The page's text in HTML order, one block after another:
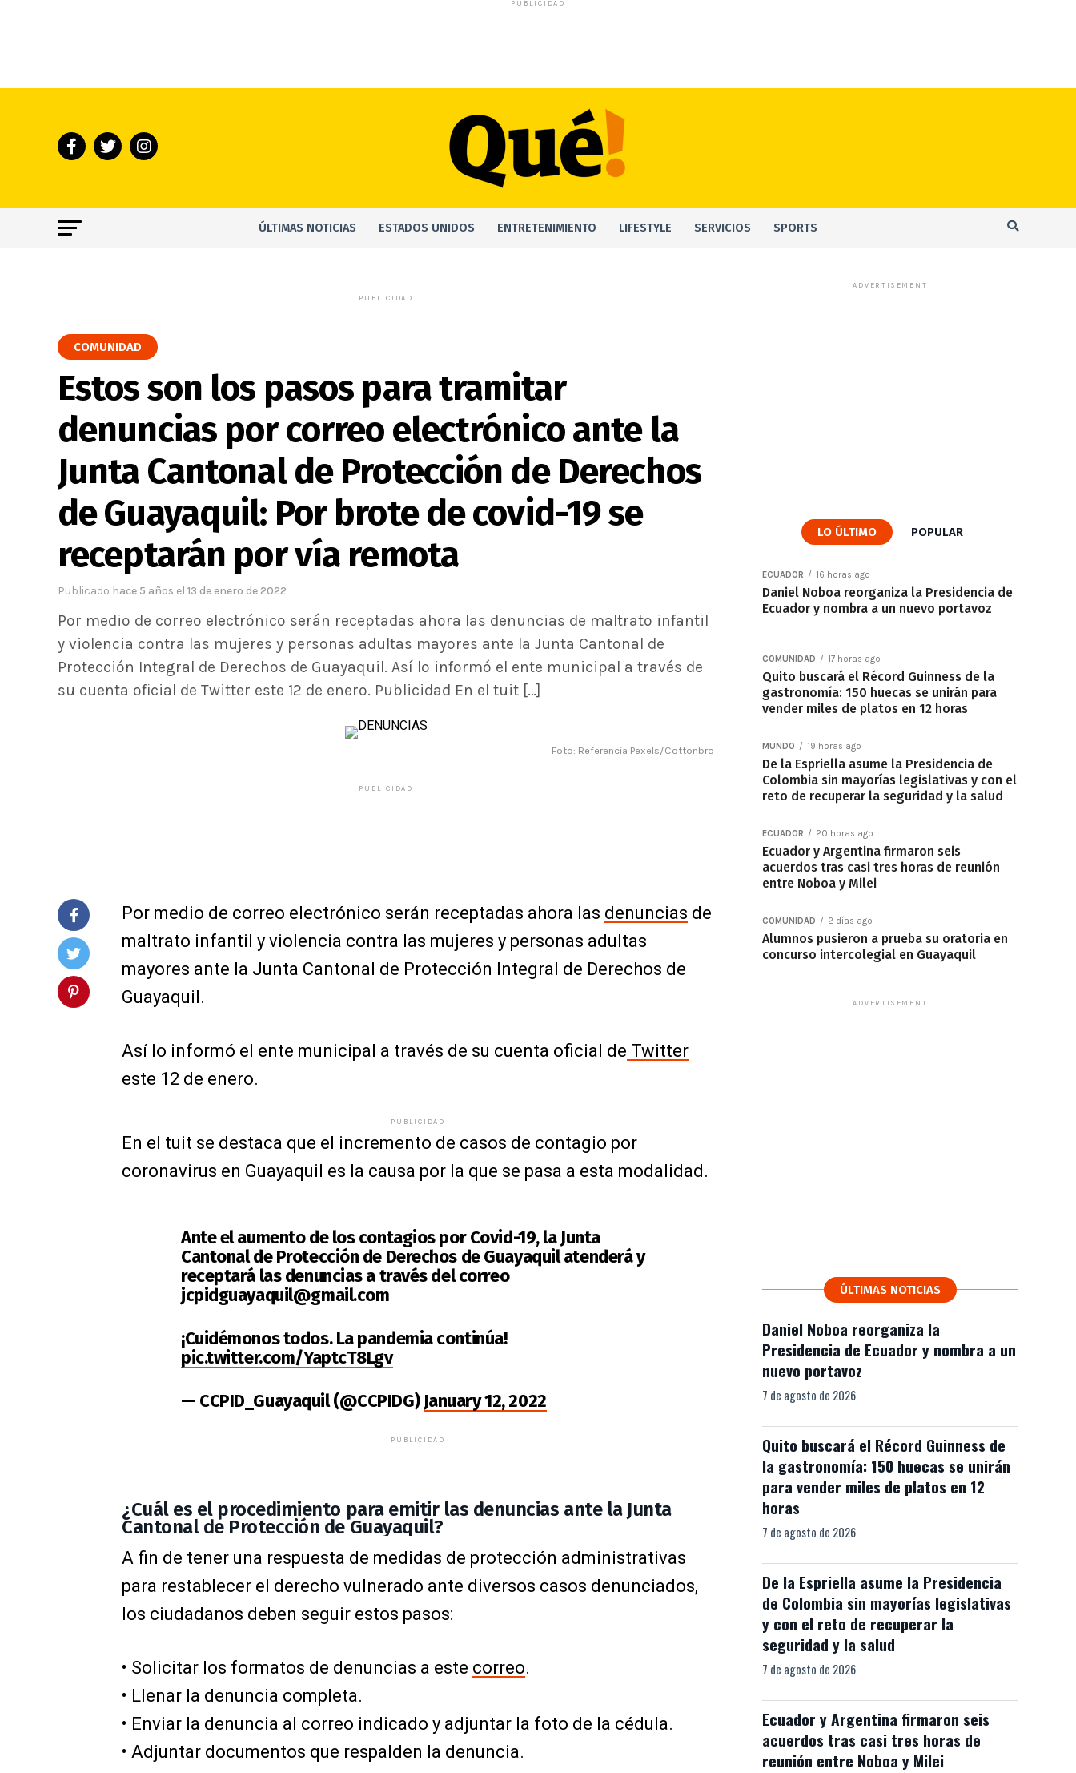
PUBLICIDAD
ÚLTIMAS NOTICIAS ESTADOS UNIDOS ENTRETENIMIENTO LIFESTYLE SERVICIOS SPORTS
PUBLICIDAD
COMUNIDAD
Estos son los pasos para tramitar
denuncias por correo electrónico ante la
Junta Cantonal de Protección de Derechos
de Guayaquil: Por brote de covid-19 se
receptarán por vía remota
Publicado hace 5 años el 13 de enero de 2022
Por medio de correo electrónico serán receptadas ahora las denuncias de maltrato infantil
y violencia contra las mujeres y personas adultas mayores ante la Junta Cantonal de
Protección Integral de Derechos de Guayaquil. Así lo informó el ente municipal a través de
su cuenta oficial de Twitter este 12 de enero. Publicidad En el tuit […]
Foto: Referencia Pexels/Cottonbro
PUBLICIDAD
Por medio de correo electrónico serán receptadas ahora las denuncias de
maltrato infantil y violencia contra las mujeres y personas adultas
mayores ante la Junta Cantonal de Protección Integral de Derechos de
Guayaquil.
Así lo informó el ente municipal a través de su cuenta oficial de Twitter
este 12 de enero.
PUBLICIDAD
En el tuit se destaca que el incremento de casos de contagio por
coronavirus en Guayaquil es la causa por la que se pasa a esta modalidad.
Ante el aumento de los contagios por Covid-19, la Junta
Cantonal de Protección de Derechos de Guayaquil atenderá y
receptará las denuncias a través del correo
jcpidguayaquil@gmail.com
¡Cuidémonos todos. La pandemia continúa!
pic.twitter.com/YaptcT8Lgv
— CCPID_Guayaquil (@CCPIDG)January 12, 2022
PUBLICIDAD
¿Cuál es el procedimiento para emitir las denuncias ante la Junta
Cantonal de Protección de Guayaquil?
A fin de tener una respuesta de medidas de protección administrativas
para restablecer el derecho vulnerado ante diversos casos denunciados,
los ciudadanos deben seguir estos pasos:
• Solicitar los formatos de denuncias a este correo.
• Llenar la denuncia completa.
• Enviar la denuncia al correo indicado y adjuntar la foto de la cédula.
• Adjuntar documentos que respalden la denuncia.
ADVERTISEMENT
LO ÚLTIMO POPULAR
ECUADOR 16 horas ago
Daniel Noboa reorganiza la Presidencia de
Ecuador y nombra a un nuevo portavoz
COMUNIDAD 17 horas ago
Quito buscará el Récord Guinness de la
gastronomía: 150 huecas se unirán para
vender miles de platos en 12 horas
MUNDO 19 horas ago
De la Espriella asume la Presidencia de
Colombia sin mayorías legislativas y con el
reto de recuperar la seguridad y la salud
ECUADOR 20 horas ago
Ecuador y Argentina firmaron seis
acuerdos tras casi tres horas de reunión
entre Noboa y Milei
COMUNIDAD 2 días ago
Alumnos pusieron a prueba su oratoria en
concurso intercolegial en Guayaquil
ADVERTISEMENT
ÚLTIMAS NOTICIAS
Daniel Noboa reorganiza la
Presidencia de Ecuador y nombra a un
nuevo portavoz
7 de agosto de 2026
Quito buscará el Récord Guinness de
la gastronomía: 150 huecas se unirán
para vender miles de platos en 12
horas
7 de agosto de 2026
De la Espriella asume la Presidencia
de Colombia sin mayorías legislativas
y con el reto de recuperar la
seguridad y la salud
7 de agosto de 2026
Ecuador y Argentina firmaron seis
acuerdos tras casi tres horas de
reunión entre Noboa y Milei